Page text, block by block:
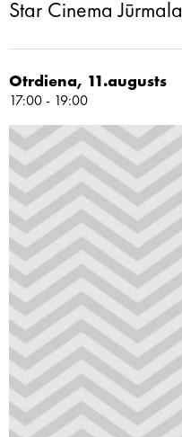
Star Cinema Jūrmala
Otrdiena, 11.augusts
17:00 - 19:00